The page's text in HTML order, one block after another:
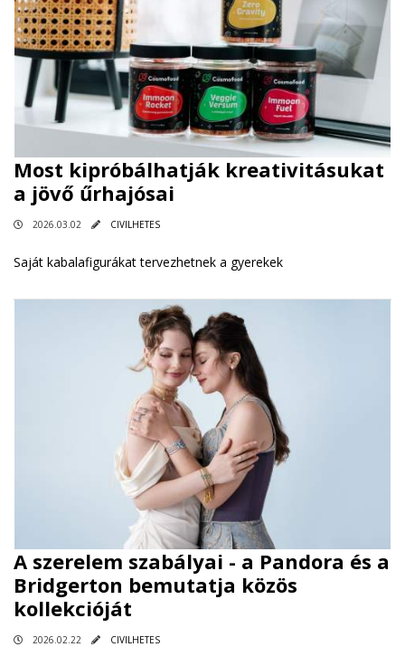
Most kipróbálhatják kreativitásukat
a jövő űrhajósai
2026.03.02 CIVILHETES
Saját kabalafigurákat tervezhetnek a gyerekek
A szerelem szabályai - a Pandora és a
Bridgerton bemutatja közös
kollekcióját
2026.02.22 CIVILHETES